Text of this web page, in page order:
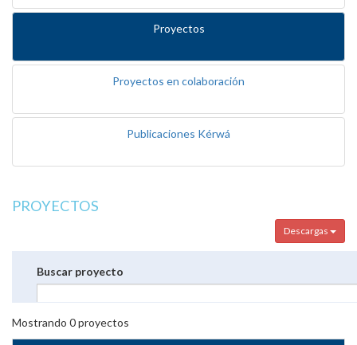
Proyectos
Proyectos en colaboración
Publicaciones Kérwá
PROYECTOS
Descargas
Buscar proyecto
Mostrando 0proyectos